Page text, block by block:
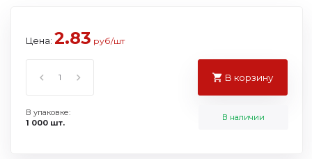
Цена: 2.83 руб/шт
В корзину
В упаковке:
1 000 шт.
В наличии